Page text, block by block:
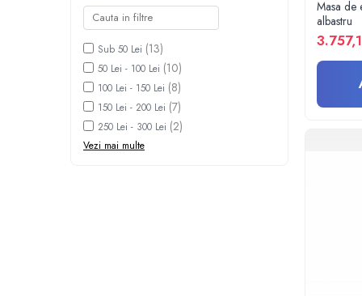
Rampa gaze medicale pat pacient
Rampa iluminat alarmare
Tevi cupru si accesorii
Console tavan sali operatie
Lavoare apa sterila
Sub 50 Lei (13)
50 Lei - 100 Lei (10)
100 Lei - 150 Lei (8)
150 Lei - 200 Lei (7)
250 Lei - 300 Lei (2)
Vezi mai multe
Masa de
albastru